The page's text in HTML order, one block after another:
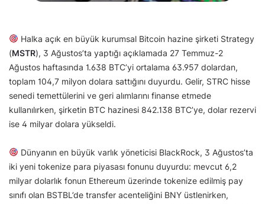
Halka açık en büyük kurumsal Bitcoin hazine şirketi Strategy
(MSTR), 3 Ağustos’ta yaptığı açıklamada 27 Temmuz-2
Ağustos haftasında 1.638 BTC’yi ortalama 63.957 dolardan,
toplam 104,7 milyon dolara sattığını duyurdu. Gelir, STRC hisse
senedi temettülerini ve geri alımlarını finanse etmede
kullanılırken, şirketin BTC hazinesi 842.138 BTC’ye, dolar rezervi
ise 4 milyar dolara yükseldi.
Dünyanın en büyük varlık yöneticisi BlackRock, 3 Ağustos’ta
iki yeni tokenize para piyasası fonunu duyurdu: mevcut 6,2
milyar dolarlık fonun Ethereum üzerinde tokenize edilmiş pay
sınıfı olan BSTBL’de transfer acenteliğini BNY üstlenirken,